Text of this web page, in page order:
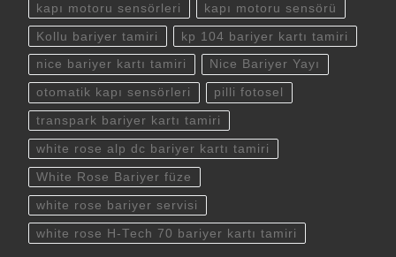
kapı motoru sensörleri kapı motoru sensörü
Kollu bariyer tamiri kp 104 bariyer kartı tamiri
nice bariyer kartı tamiri Nice Bariyer Yayı
otomatik kapı sensörleri pilli fotosel
transpark bariyer kartı tamiri
white rose alp dc bariyer kartı tamiri
White Rose Bariyer füze
white rose bariyer servisi
white rose H-Tech 70 bariyer kartı tamiri